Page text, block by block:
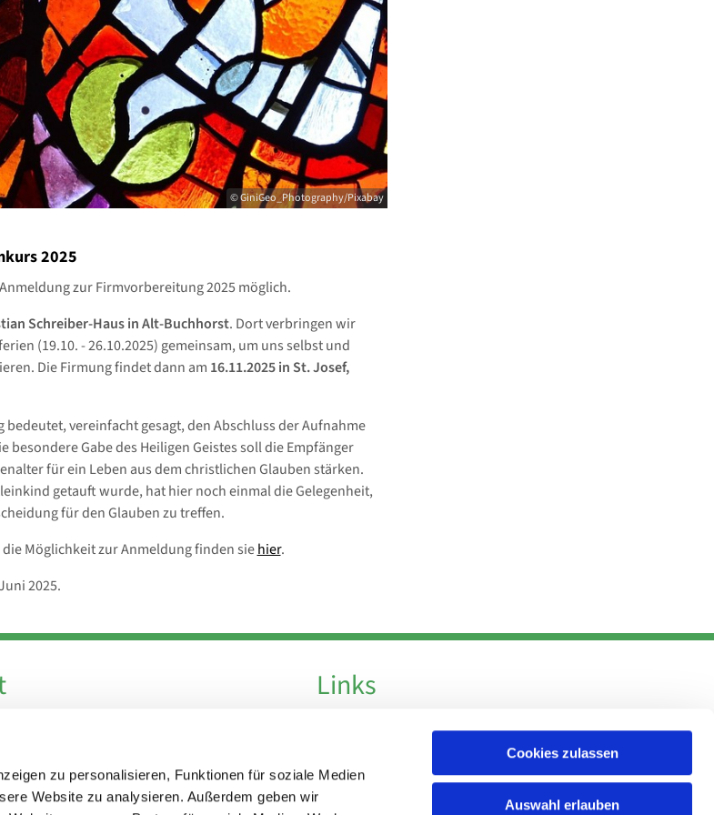
zu personalisieren, Funktionen für soziale Medien
Website zu analysieren. Außerdem geben wir
Cookies zulassen
Auswahl erlauben
© GiniGeo_Photography/Pixabay
2025
zur Firmvorbereitung 2025 möglich.
Schreiber-Haus in Alt-Buchhorst. Dort verbringen wir
(19.10. - 26.10.2025) gemeinsam, um uns selbst und
Die Firmung findet dann am 16.11.2025 in St. Josef,
bedeutet, vereinfacht gesagt, den Abschluss der Aufnahme
besondere Gabe des Heiligen Geistes soll die Empfänger
für ein Leben aus dem christlichen Glauben stärken.
getauft wurde, hat hier noch einmal die Gelegenheit,
für den Glauben zu treffen.
Möglichkeit zur Anmeldung finden siehier.
2025.
54 18
von-avila-berlin.de
Links
Impressum